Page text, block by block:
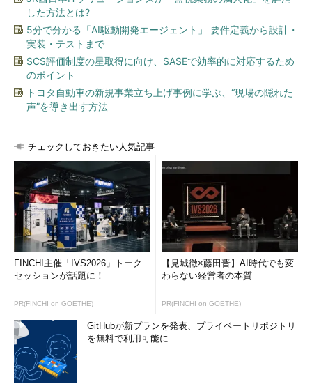
するマシンもあるので、話になりません。
これは博君に頼るしかありません。データをバックアップして
コピーするタダのツールを博君に探してもらうとClonezillaとい
うツールを見つけてくれました。条件をちゃんと提示すると、博
君はちょっと頼りになります。
早速、律子さんはClonezillaを使ってディスクをバックアップ
Clonezilla Liveの使い方
Clonezilla LiveはLinuxのバックアップツールClonezillaを手軽
にCDから起動し使えるようにした1CD Linuxです。また、USBメ
モリに書き込む用のイメージも用意されていますので、余った
USBメモリを使うことも可能です。
ディスクイメージ作成やファイルのバックアップ、ディスクの
完全コピーなどが行えます。もちろんブート領域も含めて移動で
全体にまだコマンドラインを使う必要があり面倒なのは否めま
せんが、Unixのddコマンドなどと違い、ディスクのデータのない
部分はコピーしないので、イメージファイルを作る時間が大幅に
短くなっているのがいいところです。
した方法とは?
5分で分かる「AI駆動開発エージェント」 要件定義から設計・
実装・テストまで
SCS評価制度の星取得に向け、SASEで効率的に対応するため
のポイント
トヨタ自動車の新規事業立ち上げ事例に学ぶ、“現場の隠れた
声”を導き出す方法
チェックしておきたい人気記事
FINCHI主催「IVS2026」トーク
セッションが話題に！
PR(FINCHI on GOETHE)
【見城徹×藤田晋】AI時代でも変
わらない経営者の本質
PR(FINCHI on GOETHE)
GitHubが新プランを発表、プライベートリポジトリ
を無料で利用可能に